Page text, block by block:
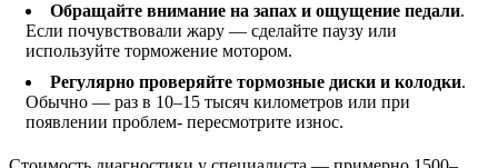
Обращайте внимание на запах и ощущение педали.
Если почувствовали жару — сделайте паузу или
используйте торможение мотором.
Регулярно проверяйте тормозные диски и колодки.
Обычно — раз в 10–15 тысяч километров или при
появлении проблем- пересмотрите износ.